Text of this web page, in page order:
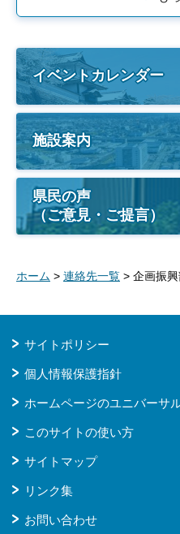
イベントカレンダー
施設案内
県民の声
（ご意見・ご提言）
ホーム > 連絡先一覧 > 企画振
サイトポリシー
個人情報保護指針
ホームページのユニバーサ
このサイトの使い方
サイトマップ
リンク集
お問い合わせ